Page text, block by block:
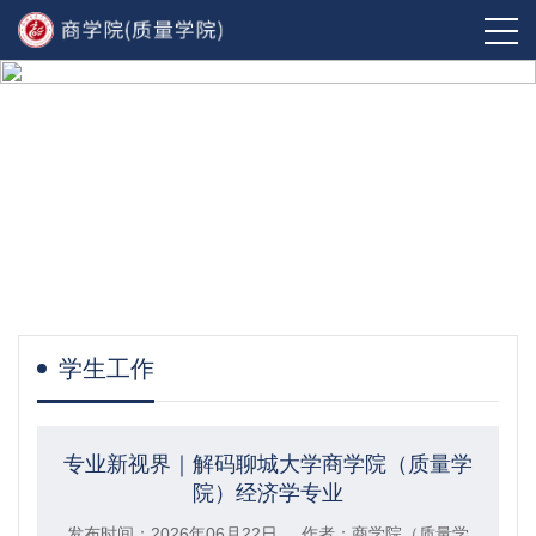
学生工作
专业新视界｜解码聊城大学商学院（质量学
院）经济学专业